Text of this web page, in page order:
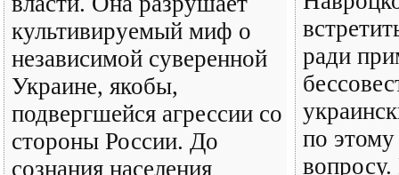
культивируемый миф о
независимой суверенной
Украине, якобы,
подвергшейся агрессии со
стороны России. До
сознания населения
ради
по